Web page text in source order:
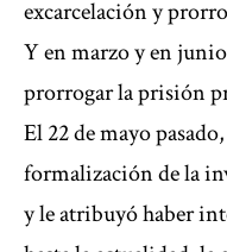
excarcelación y
Y en marzo y en
prorrogar la prisión
El 22 de mayo
formalización de la
y le atribuyó haber